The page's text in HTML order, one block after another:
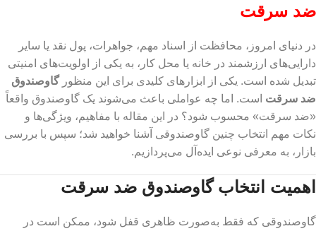
ضد سرقت
در دنیای امروز، محافظت از اسناد مهم، جواهرات، پول نقد یا سایر
دارایی‌های ارزشمند در خانه یا محل کار، به یکی از اولویت‌های امنیتی
تبدیل شده است. یکی از ابزارهای کلیدی برای این منظورگاوصندوق
ضد سرقت است. اما چه عواملی باعث می‌شوند یک گاوصندوق واقعاً
«ضد سرقت» محسوب شود؟ در این مقاله با مفاهیم، ویژگی‌ها و
نکات مهم انتخاب چنین گاوصندوقی آشنا خواهید شد؛ سپس با بررسی
بازار، به معرفی نوعی ایده‌آل می‌پردازیم.
اهمیت انتخاب گاوصندوق ضد سرقت
گاوصندوقی که فقط به‌صورت ظاهری قفل شود، ممکن است در